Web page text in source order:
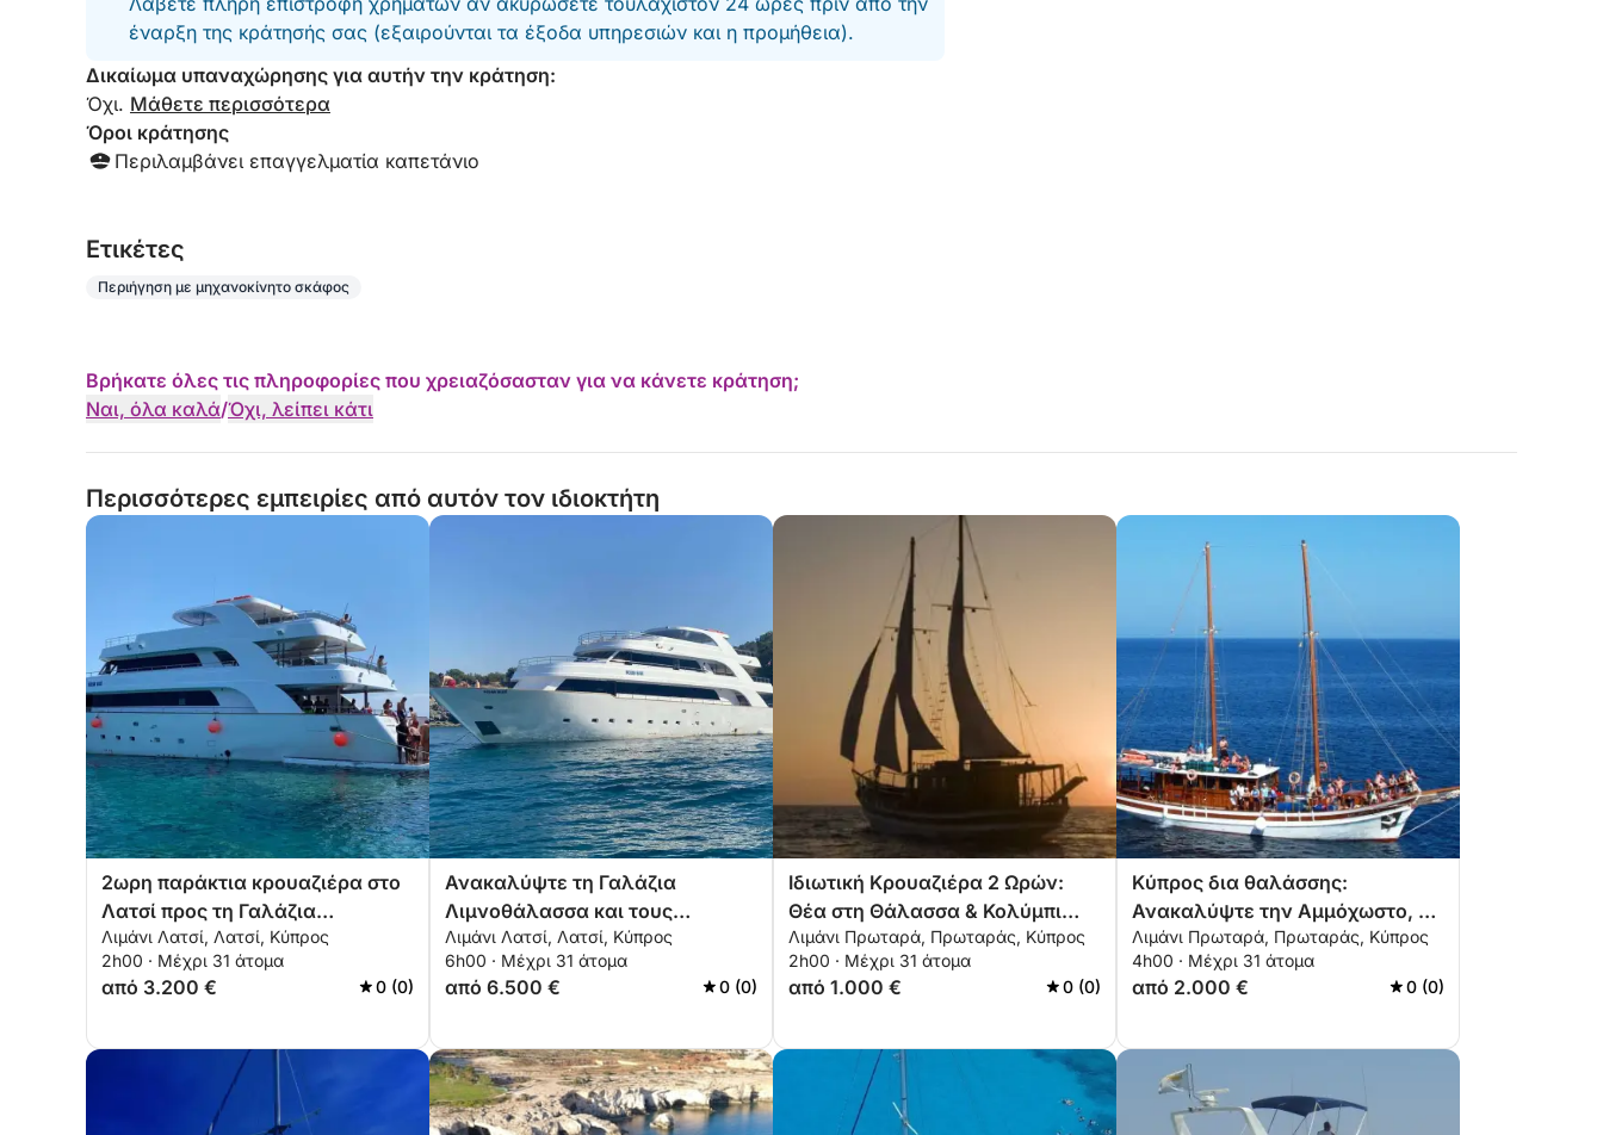
Αυτή η 4ωρη κρουαζιέρα είναι ο ιδανικός τρόπος για να γνωρίσετε τα καλύτερα των ακτών
εκπληκτική Γαλάζια Λιμνοθάλασσα.
έναρξη της κράτησής σας (εξαιρούνται τα έξοδα υπηρεσιών και η προμήθεια).
Δικαίωμα υπαναχώρησης για αυτήν την κράτηση:
Όχι. Μάθετε περισσότερα
Όροι κράτησης
Περιλαμβάνει επαγγελματία καπετάνιο
Eτικέτες
Περιήγηση με μηχανοκίνητο σκάφος
Βρήκατε όλες τις πληροφορίες που χρειαζόσασταν για να κάνετε κράτηση;
Ναι, όλα καλά/Όχι, λείπει κάτι
Περισσότερες εμπειρίες από αυτόν τον ιδιοκτήτη
2ωρη παράκτια κρουαζιέρα στο
Λατσί προς τη Γαλάζια
Λιμνοθάλασσα
Λιμάνι Λατσί, Λατσί, Κύπρος
2h00 · Μέχρι 31 άτομα
από 3.200 € 0 (0)
Ανακαλύψτε τη Γαλάζια
Λιμνοθάλασσα και τους
Απομονωμένους Κόλπους – 6
Ώρες
Λιμάνι Λατσί, Λατσί, Κύπρος
6h00 · Μέχρι 31 άτομα
από 6.500 € 0 (0)
Ιδιωτική Κρουαζιέρα 2 Ωρών:
Θέα στη Θάλασσα & Κολύμπι
από τον Πρωταρά
Λιμάνι Πρωταρά, Πρωταράς, Κύπρος
2h00 · Μέχρι 31 άτομα
από 1.000 € 0 (0)
Κύπρος δια θαλάσσης:
Ανακαλύψτε την Αμμόχωστο, το
Κάβο Γκρέκο και τους
Κρυμμένους Κόλπους
Λιμάνι Πρωταρά, Πρωταράς, Κύπρος
4h00 · Μέχρι 31 άτομα
από 2.000 € 0 (0)